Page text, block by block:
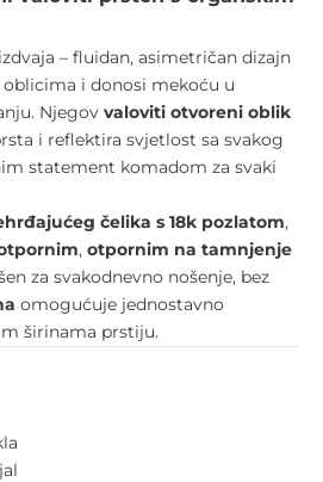
– fluidan, asimetričan dizajn
i donosi mekoću u
Njegov valoviti otvoreni oblik
i reflektira svjetlost sa svakog
statement komadom za svaki
čelika s 18k pozlatom,
, otpornim na tamnjenje
za svakodnevno nošenje, bez
omogućuje jednostavno
širinama prstiju.